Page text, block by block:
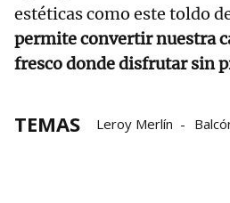
estéticas como este toldo
permite convertir nuestra
fresco donde disfrutar sin
TEMAS Leroy Merlín